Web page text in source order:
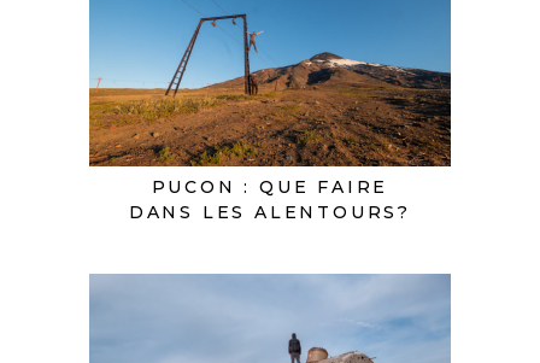
PUCON : QUE FAIRE
DANS LES ALENTOURS?